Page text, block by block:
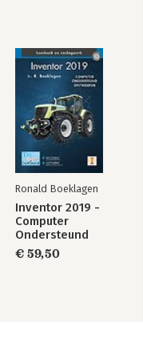
Ronald Boeklagen
Inventor 2019 -
Computer
Ondersteund
Ontwerpen
€ 59,50